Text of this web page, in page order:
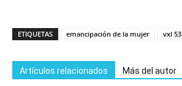
ETIQUETAS emancipación de la mujer vxl 53
Artículos relacionados Más del autor